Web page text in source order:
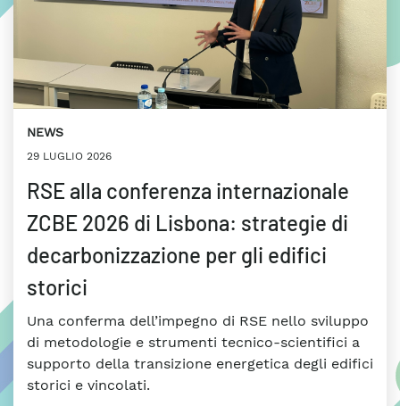
NEWS
29 LUGLIO 2026
RSE alla conferenza internazionale
ZCBE 2026 di Lisbona: strategie di
decarbonizzazione per gli edifici
storici
Una conferma dell’impegno di RSE nello sviluppo
di metodologie e strumenti tecnico-scientifici a
supporto della transizione energetica degli edifici
storici e vincolati.